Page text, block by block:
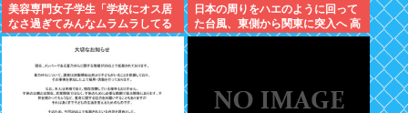
美容専門女子学生「学校にオス居
なさ過ぎてみんなムラムラしてる
」
日本の周りをハエのように回って
た台風、東側から関東に突入へ 高
市